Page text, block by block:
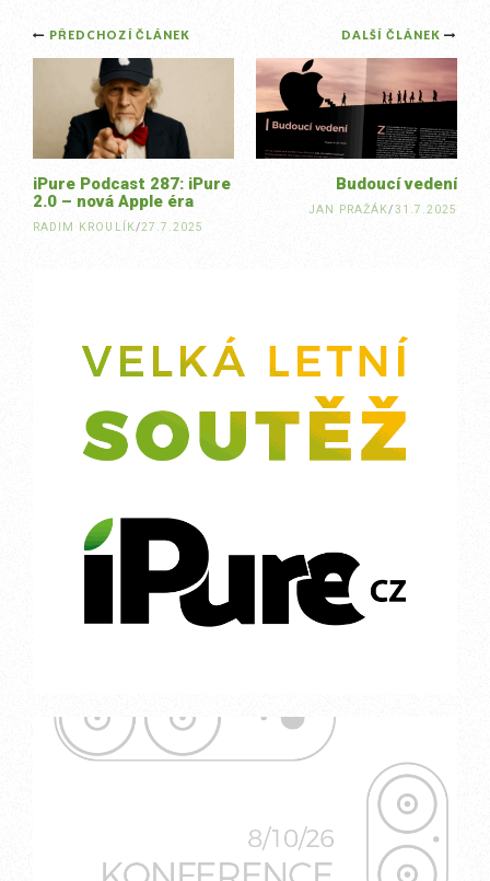
Post
navigation
DALŠÍ ČLÁNEK
Budoucí vedení
JAN PRAŽÁK/31.7.2025
PŘEDCHOZÍ ČLÁNEK
iPure Podcast 287: iPure
2.0 – nová Apple éra
RADIM KROULÍK/27.7.2025